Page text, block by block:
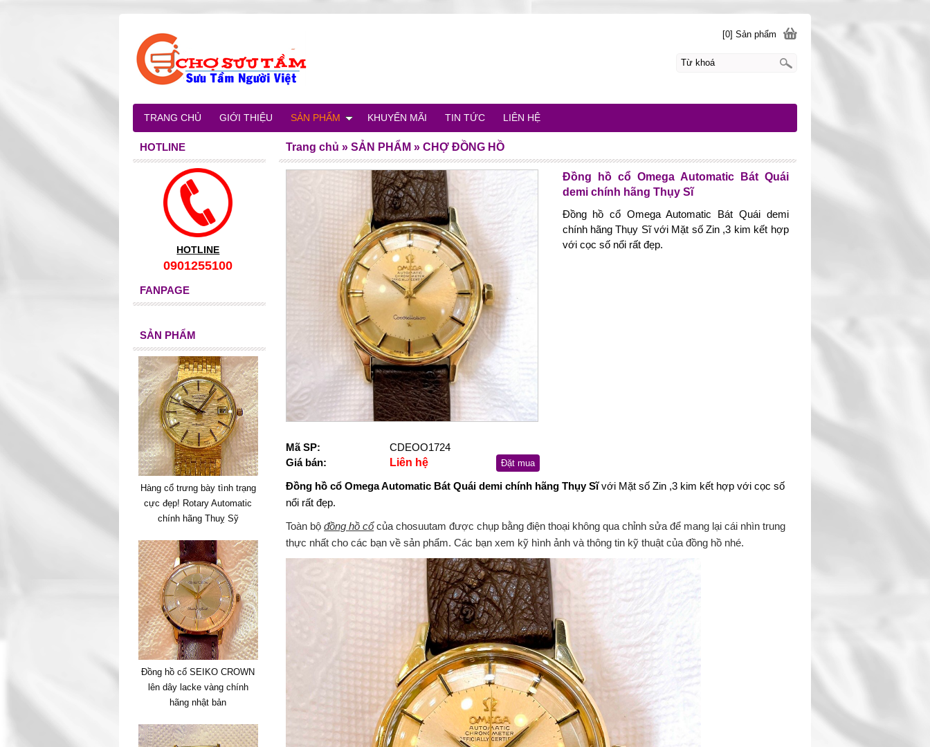
Đồng hồ cổ Omega Automatic Bát Quái
demi chính hãng Thụy Sĩ
Đồng hồ cổ Omega Automatic Bát Quái demi
chính hãng Thụy Sĩ với Mặt số Zin ,3 kim kết hợp
với cọc số nổi rất đẹp.
Mã SP:
CDEOO1724
Giá bán:
Liên hệ Đặt mua
Đồng hồ cổ Omega Automatic Bát Quái demi chính hãng Thụy Sĩvới Mặt số Zin ,3 kim kết hợp với cọc số
nổi rất đẹp.
Toàn bộđồng hồ cổcủa chosuutam được chụp bằng điện thoại không qua chỉnh sửa để mang lại cái nhìn trung
thực nhất cho các bạn về sản phẩm. Các bạn xem kỹ hình ảnh và thông tin kỹ thuật của đồng hồ nhé.
Trang chủ »SẢN PHẨM »CHỢ ĐỒNG HỒ
HOTLINE
HOTLINE
0901255100
FANPAGE
SẢN PHẨM
Hàng cổ trưng bày tình trạng
cực đẹp! Rotary Automatic
chính hãng Thuỵ Sỹ
Đồng hồ cổ SEIKO CROWN
lên dây lacke vàng chính
hãng nhật bản
[0] Sản phẩm
TRANG CHỦ GIỚI THIỆU SẢN PHẨM KHUYẾN MÃI TIN TỨC LIÊN HỆ